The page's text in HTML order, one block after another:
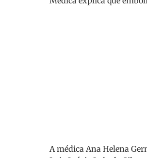
A médica Ana Helena